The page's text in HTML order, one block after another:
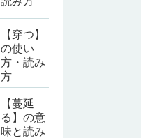
【穿つ】
の使い
方・読み
方
【蔓延
る】の意
味と読み